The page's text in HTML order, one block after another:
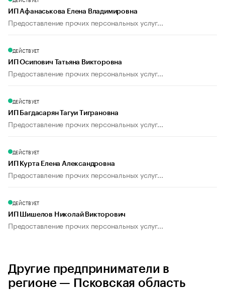
ИП Афанаськова Елена Владимировна
Предоставление прочих персональных услуг...
ДЕЙСТВУЕТ
ИП Осипович Татьяна Викторовна
Предоставление прочих персональных услуг...
ДЕЙСТВУЕТ
ИП Багдасарян Тагуи Тиграновна
Предоставление прочих персональных услуг...
ДЕЙСТВУЕТ
ИП Курта Елена Александровна
Предоставление прочих персональных услуг...
ДЕЙСТВУЕТ
ИП Шишелов Николай Викторович
Предоставление прочих персональных услуг...
Другие предприниматели в
регионе — Псковская область